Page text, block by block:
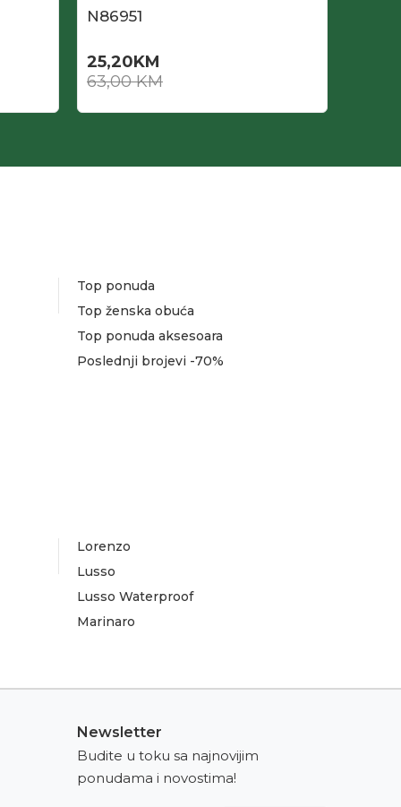
N86951
25,20KM
63,00KM
Top ponuda
Top ženska obuća
Top ponuda aksesoara
Poslednji brojevi -70%
Lorenzo
Lusso
Lusso Waterproof
Marinaro
Newsletter
Budite u toku sa najnovijim
ponudama i novostima!